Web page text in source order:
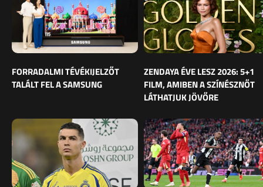
FORRADALMI TÉVÉKIJELZŐT
TALÁLT FEL A SAMSUNG
ZENDAYA ÉVE LESZ 2026: 5+1
FILM, AMIBEN A SZÍNÉSZNŐT
LÁTHATJUK JÖVŐRE